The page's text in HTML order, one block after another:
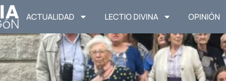
ACTUALIDAD LECTIO DIVINA OPINIÓN